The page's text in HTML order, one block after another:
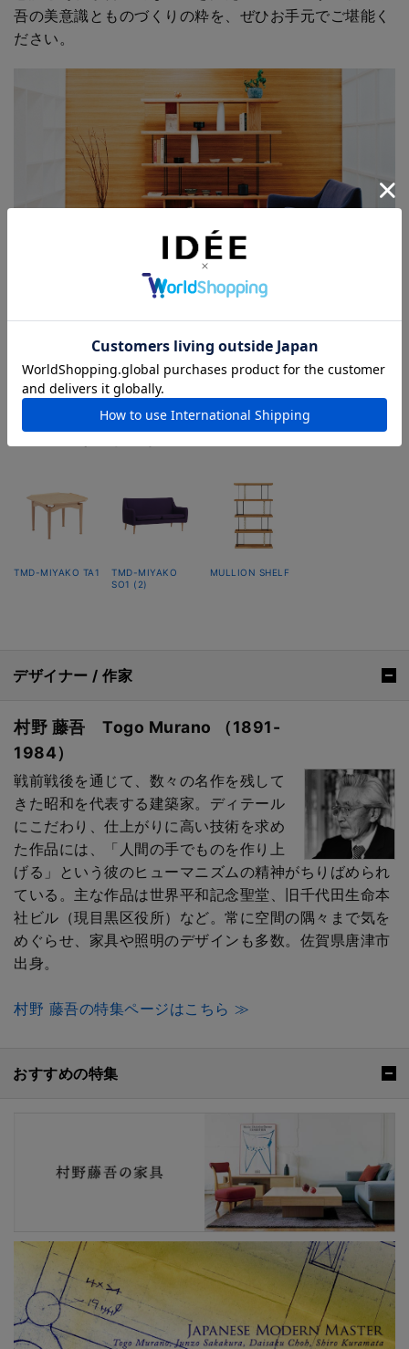
吾の美意識とものづくりの粋を、ぜひお手元でご堪能く
ださい。
ディテールの隅々にまで込めれられた高い技術と繊細な
バランス、エレガントな姿には目を見張るものがありま
す。
TMD-MIYAKO TA1
TMD-MIYAKO
SO1 (2)
MULLION SHELF
デザイナー / 作家
村野 藤吾 Togo Murano （1891-
1984）
戦前戦後を通じて、数々の名作を残して
きた昭和を代表する建築家。ディテール
にこだわり、仕上がりに高い技術を求め
た作品には、「人間の手でものを作り上
げる」という彼のヒューマニズムの精神がちりばめられ
ている。主な作品は世界平和記念聖堂、旧千代田生命本
社ビル（現目黒区役所）など。常に空間の隅々まで気を
めぐらせ、家具や照明のデザインも多数。佐賀県唐津市
出身。
村野 藤吾の特集ページはこちら ≫
おすすめの特集